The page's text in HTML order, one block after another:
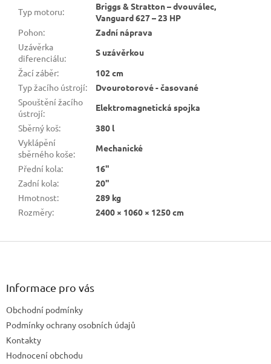
Typ motoru:
Briggs & Stratton – dvouválec,
Vanguard 627 – 23 HP
Pohon:
Zadní náprava
Uzávěrka
diferenciálu:
S uzávěrkou
Žací záběr:
102 cm
Typ žacího ústrojí:
Dvourotorové - časované
Spouštění žacího
ústrojí:
Elektromagnetická spojka
Sběrný koš:
380 l
Vyklápění
sběrného koše:
Mechanické
Přední kola:
16"
Zadní kola:
20"
Hmotnost:
289 kg
Rozměry: 2400 × 1060 × 1250 cm
Z
Informace pro vás
Obchodní podmínky
Podmínky ochrany osobních údajů
Kontakty
Hodnocení obchodu